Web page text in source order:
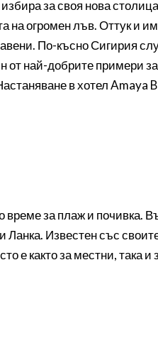
за своя нова
на огромен лъв. Оттук и
По-късно Сигирия
най-добрите примери
в хотел Amaya
време за плаж и почивка.
Ланка. Известен със
е както за местни, така